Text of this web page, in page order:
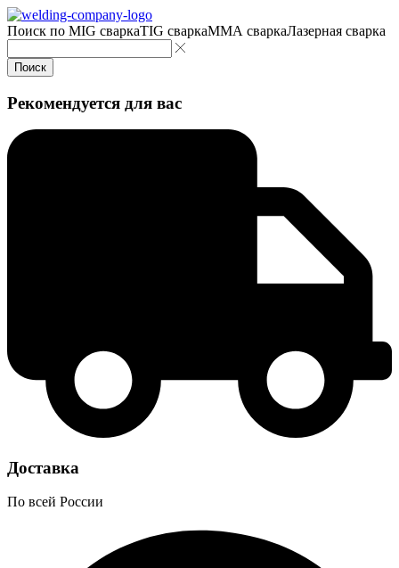
Поиск по MIG сваркаTIG сваркаMMA сваркаЛазерная сварка
Поиск
Рекомендуется для вас
Доставка
По всей России